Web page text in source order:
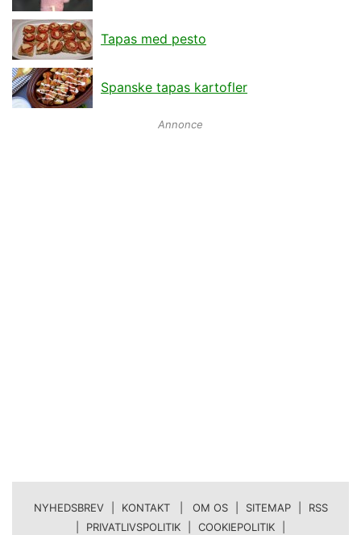
Tapas med pesto
Spanske tapas kartofler
Annonce
NYHEDSBREV KONTAKT | OM OS SITEMAP
RSS
PRIVATLIVSPOLITIK COOKIEPOLITIK